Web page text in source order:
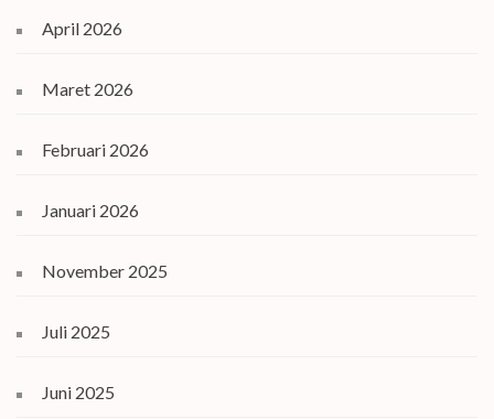
April 2026
Maret 2026
Februari 2026
Januari 2026
November 2025
Juli 2025
Juni 2025